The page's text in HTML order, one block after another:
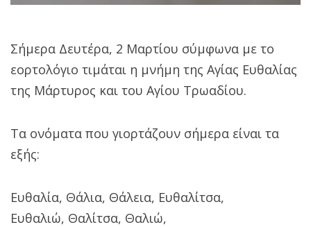
Σήμερα Δευτέρα, 2 Μαρτίου σύμφωνα με το
εορτολόγιο τιμάται η μνήμη της Αγίας Ευθαλίας
της Μάρτυρος και του Αγίου Τρωαδίου.
Τα ονόματα που γιορτάζουν σήμερα είναι τα
εξής:
Ευθαλία, Θάλια, Θάλεια, Ευθαλίτσα,
Ευθαλιώ, Θαλίτσα, Θαλιώ,